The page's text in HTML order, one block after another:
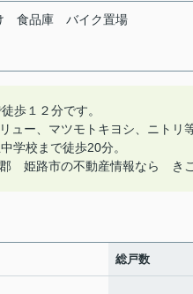
食品庫 バイク置場
歩１２分です。
ュー、マツモトキヨシ、ニトリ
学校まで徒歩20分。
路市の不動産情報なら き
総戸数